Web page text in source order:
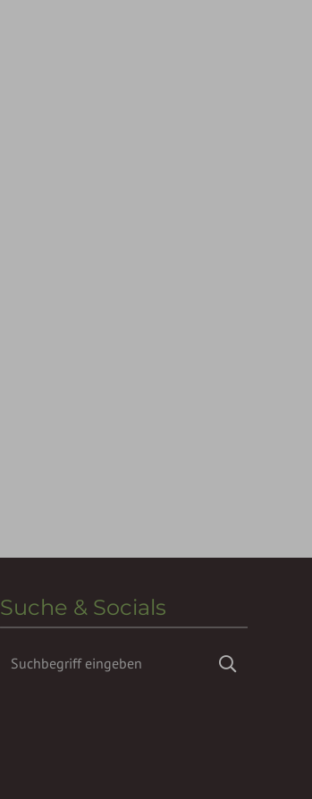
Suche & Socials
Suchbegriff